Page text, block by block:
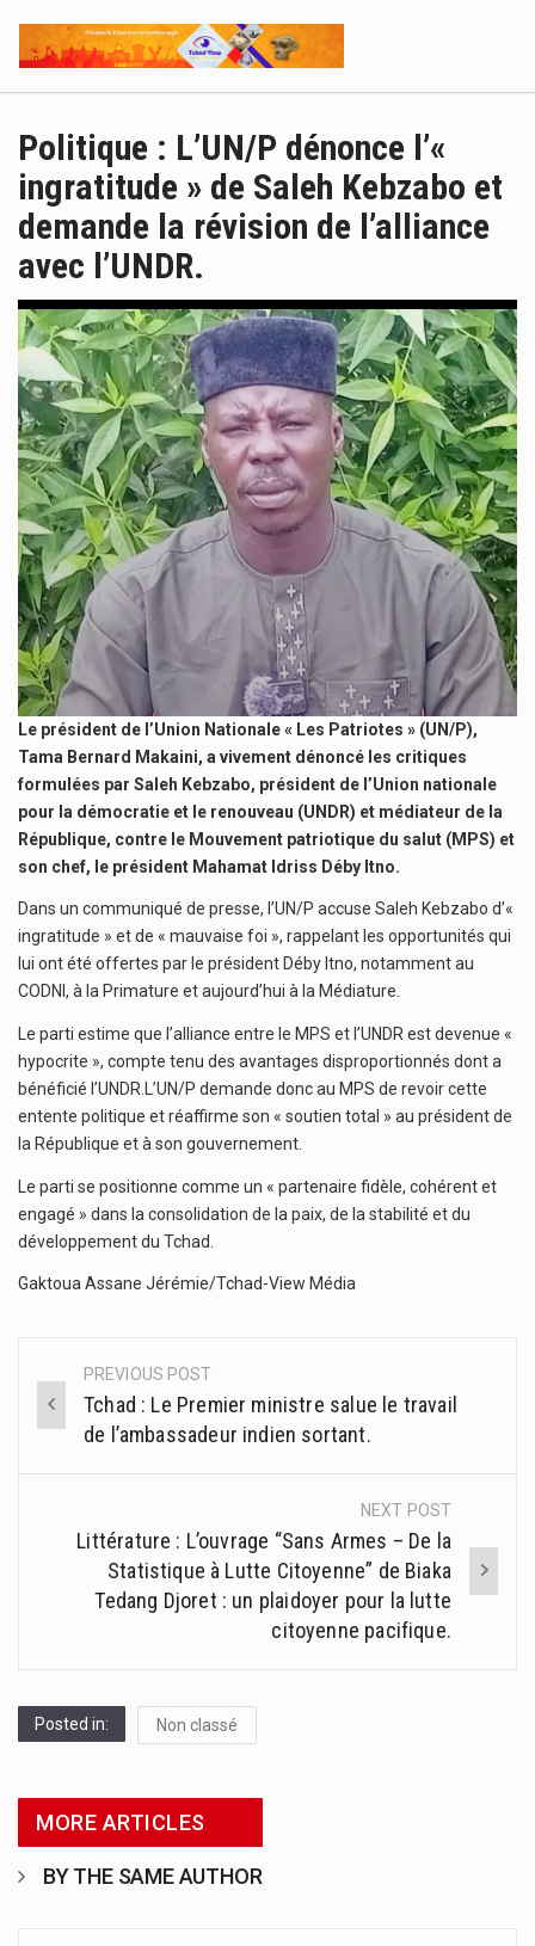
Politique : L’UN/P dénonce l’«
ingratitude » de Saleh Kebzabo et
demande la révision de l’alliance
avec l’UNDR.
Le président de l’Union Nationale « Les Patriotes » (UN/P),
Tama Bernard Makaini, a vivement dénoncé les critiques
formulées par Saleh Kebzabo, président de l’Union nationale
pour la démocratie et le renouveau (UNDR) et médiateur de la
République, contre le Mouvement patriotique du salut (MPS) et
son chef, le président Mahamat Idriss Déby Itno.
Dans un communiqué de presse, l’UN/P accuse Saleh Kebzabo d’«
ingratitude » et de « mauvaise foi », rappelant les opportunités qui
lui ont été offertes par le président Déby Itno, notamment au
CODNI, à la Primature et aujourd’hui à la Médiature.
Le parti estime que l’alliance entre le MPS et l’UNDR est devenue «
hypocrite », compte tenu des avantages disproportionnés dont a
bénéficié l’UNDR.L’UN/P demande donc au MPS de revoir cette
entente politique et réaffirme son « soutien total » au président de
la République et à son gouvernement.
Le parti se positionne comme un « partenaire fidèle, cohérent et
engagé » dans la consolidation de la paix, de la stabilité et du
développement du Tchad.
Gaktoua Assane Jérémie/Tchad-View Média
Post
navigation
PREVIOUS POST
Tchad : Le Premier ministre salue le travail
de l’ambassadeur indien sortant.
NEXT POST
Littérature : L’ouvrage “Sans Armes – De la
Statistique à Lutte Citoyenne” de Biaka
Tedang Djoret : un plaidoyer pour la lutte
citoyenne pacifique.
Posted in: Non classé
MORE ARTICLES
BY THE SAME AUTHOR